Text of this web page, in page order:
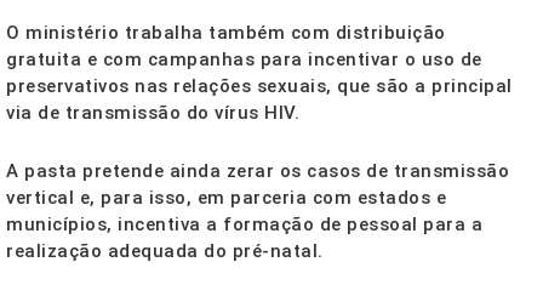
O ministério trabalha também com distribuição
gratuita e com campanhas para incentivar o uso de
preservativos nas relações sexuais, que são a principal
via de transmissão do vírus HIV.
A pasta pretende ainda zerar os casos de transmissão
vertical e, para isso, em parceria com estados e
municípios, incentiva a formação de pessoal para a
realização adequada do pré-natal.